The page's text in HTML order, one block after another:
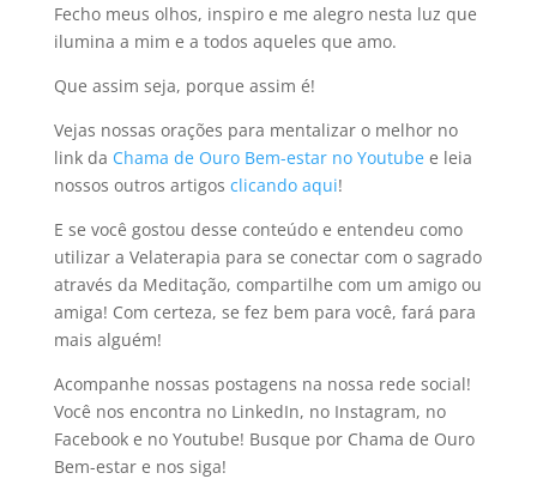
Fecho meus olhos, inspiro e me alegro nesta luz que
ilumina a mim e a todos aqueles que amo.
Que assim seja, porque assim é!
Vejas nossas orações para mentalizar o melhor no
link da Chama de Ouro Bem-estar no Youtubee leia
nossos outros artigos clicando aqui!
E se você gostou desse conteúdo e entendeu como
utilizar a Velaterapia para se conectar com o sagrado
através da Meditação, compartilhe com um amigo ou
amiga! Com certeza, se fez bem para você, fará para
mais alguém!
Acompanhe nossas postagens na nossa rede social!
Você nos encontra no LinkedIn, no Instagram, no
Facebook e no Youtube! Busque por Chama de Ouro
Bem-estar e nos siga!